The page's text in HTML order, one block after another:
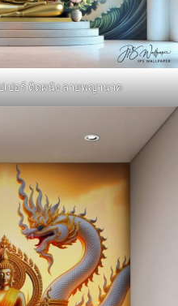
เปอร์ ติดผนัง ลายพญานาค